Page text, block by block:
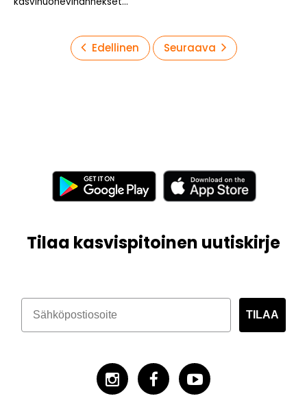
ArtikkelienEdellinen Seuraava
Tilaa kasvispitoinen uutiskirje
TILAA